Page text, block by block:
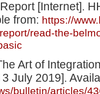
[Internet].
from: https://
read-the-
Art of
July 2019].
bulletin/articles/